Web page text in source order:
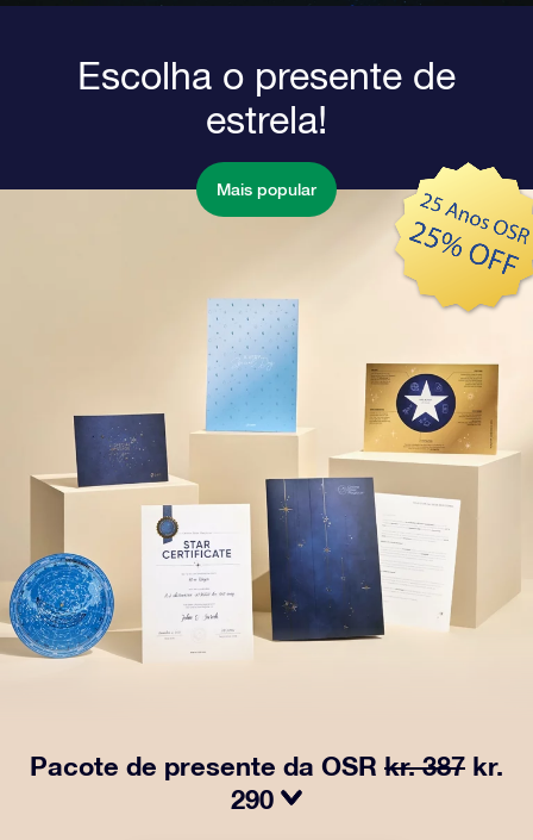
Escolha o presente de
estrela!
Mais popular
Pacote de presente da OSR kr. 387 kr.
290